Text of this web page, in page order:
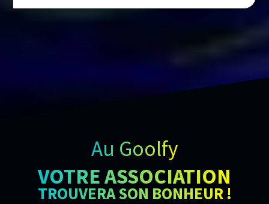
Au Goolfy
VOTRE ASSOCIATION
TROUVERA SON BONHEUR !